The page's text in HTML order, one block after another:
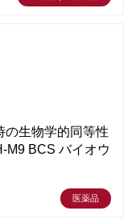
の生物学的同等性
M9 BCS バイオウ
医薬品